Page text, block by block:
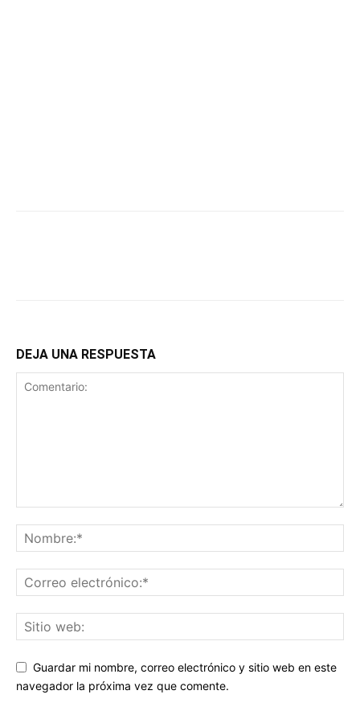
DEJA UNA RESPUESTA
Guardar mi nombre, correo electrónico y sitio web en este
navegador la próxima vez que comente.